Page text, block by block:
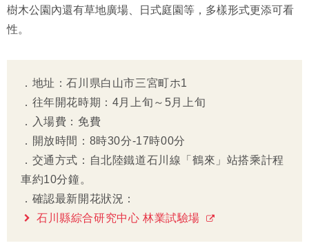
樹木公園內還有草地廣場、日式庭園等，多樣形式更添可看
性。
．地址：石川県白山市三宮町ホ1
．往年開花時期：4月上旬～5月上旬
．入場費：免費
．開放時間：8時30分-17時00分
．交通方式：自北陸鐵道石川線「鶴來」站搭乘計程
車約10分鐘。
．確認最新開花狀況：
石川縣綜合研究中心 林業試驗場